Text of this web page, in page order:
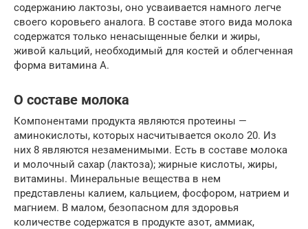
содержанию лактозы, оно усваивается намного легче
своего коровьего аналога. В составе этого вида молока
содержатся только ненасыщенные белки и жиры,
живой кальций, необходимый для костей и облегченная
форма витамина А.
О составе молока
Компонентами продукта являются протеины —
аминокислоты, которых насчитывается около 20. Из
них 8 являются незаменимыми. Есть в составе молока
и молочный сахар (лактоза); жирные кислоты, жиры,
витамины. Минеральные вещества в нем
представлены калием, кальцием, фосфором, натрием и
магнием. В малом, безопасном для здоровья
количестве содержатся в продукте азот, аммиак,